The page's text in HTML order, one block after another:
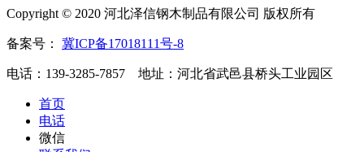
Copyright © 2020 河北泽信钢木制品有限公司 版权所有
备案号： 冀ICP备17018111号-8
电话：139-3285-7857 地址：河北省武邑县桥头工业园区
首页
电话
微信